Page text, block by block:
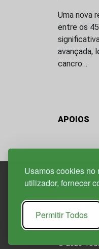
Usamos cookies
utilizador, fornecer
Permitir Todos
Uma nova
entre os
avançada,
cancro…
APOIOS
1800-282
21 850 40 65
© 2026